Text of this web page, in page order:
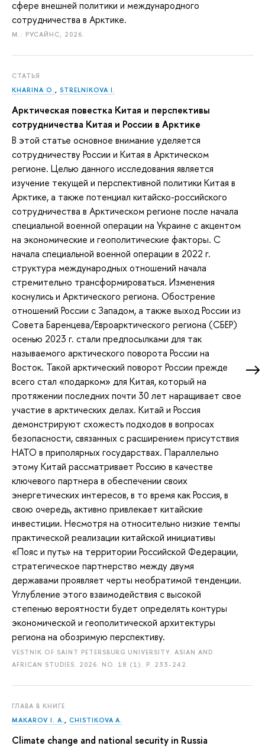
сфере внешней политики и международного
сотрудничества в Арктике.
М.: РУСАЙНС, 2026.
СТАТЬЯ
KHARINA O., STRELNIKOVA I.
Арктическая повестка Китая и перспективы
сотрудничества Китая и России в Арктике
В этой статье основное внимание уделяется
сотрудничеству России и Китая в Арктическом
регионе. Целью данного исследования является
изучение текущей и перспективной политики Китая в
Арктике, а также потенциал китайско-российского
сотрудничества в Арктическом регионе после начала
специальной военной операции на Украине с акцентом
на экономические и геополитические факторы. С
начала специальной военной операции в 2022 г.
структура международных отношений начала
стремительно трансформироваться. Изменения
коснулись и Арктического региона. Обострение
отношений России с Западом, а также выход России из
Совета Баренцева/Евроарктического региона (СБЕР)
осенью 2023 г. стали предпосылками для так
называемого арктического поворота России на
Восток. Такой арктический поворот России прежде
всего стал «подарком» для Китая, который на
протяжении последних почти 30 лет наращивает свое
участие в арктических делах. Китай и Россия
демонстрируют схожесть подходов в вопросах
безопасности, связанных с расширением присутствия
НАТО в приполярных государствах. Параллельно
этому Китай рассматривает Россию в качестве
ключевого партнера в обеспечении своих
энергетических интересов, в то время как Россия, в
свою очередь, активно привлекает китайские
инвестиции. Несмотря на относительно низкие темпы
практической реализации китайской инициативы
«Пояс и путь» на территории Российской Федерации,
стратегическое партнерство между двумя
державами проявляет черты необратимой тенденции.
Углубление этого взаимодействия с высокой
степенью вероятности будет определять контуры
экономической и геополитической архитектуры
региона на обозримую перспективу.
VESTNIK OF SAINT PETERSBURG UNIVERSITY. ASIAN AND
AFRICAN STUDIES. 2026. NO. 18 (1). P. 233-242.
ГЛАВА В КНИГЕ
MAKAROV I. A., CHISTIKOVA A.
Climate change and national security in Russia